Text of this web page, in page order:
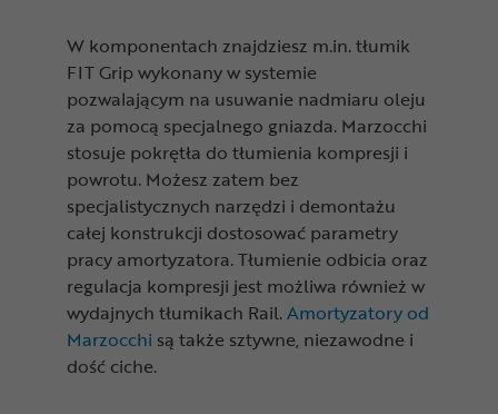
W komponentach znajdziesz m.in. tłumik
FIT Grip wykonany w systemie
pozwalającym na usuwanie nadmiaru oleju
za pomocą specjalnego gniazda. Marzocchi
stosuje pokrętła do tłumienia kompresji i
powrotu. Możesz zatem bez
specjalistycznych narzędzi i demontażu
całej konstrukcji dostosować parametry
pracy amortyzatora. Tłumienie odbicia oraz
regulacja kompresji jest możliwa również w
wydajnych tłumikach Rail.Amortyzatory od
Marzocchi są także sztywne, niezawodne i
dość ciche.